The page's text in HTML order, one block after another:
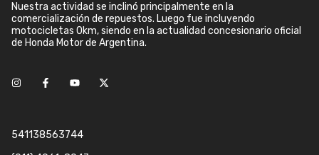
Nuestra actividad se inclinó principalmente en la
comercialización de repuestos. Luego fue incluyendo
motocicletas 0km, siendo en la actualidad concesionario oficial
de Honda Motor de Argentina.
541138563744